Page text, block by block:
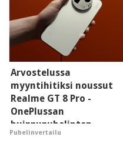
Arvostelussa
myyntihitiksi noussut
Realme GT 8 Pro -
OnePlussan
huippupuhelinten
"perillinen"
Puhelinvertailu